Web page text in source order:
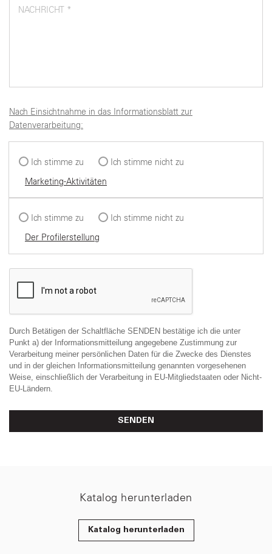
NACHRICHT *
Nach Einsichtnahme in das Informationsblatt zur
Datenverarbeitung:
Ich stimme zu
Ich stimme nicht zu
Marketing-Aktivitäten
Ich stimme zu
Ich stimme nicht zu
Der Profilerstellung
Durch Betätigen der Schaltfläche SENDEN bestätige ich die unter
Punkt a) der Informationsmitteilung angegebene Zustimmung zur
Verarbeitung meiner persönlichen Daten für die Zwecke des Dienstes
und in der gleichen Informationsmitteilung genannten vorgesehenen
Weise, einschließlich der Verarbeitung in EU-Mitgliedstaaten oder Nicht-
EU-Ländern.
SENDEN
Katalog herunterladen
Katalog herunterladen